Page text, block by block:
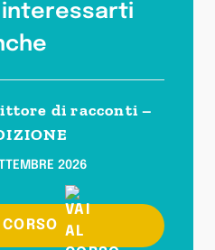
di racconti –
2026